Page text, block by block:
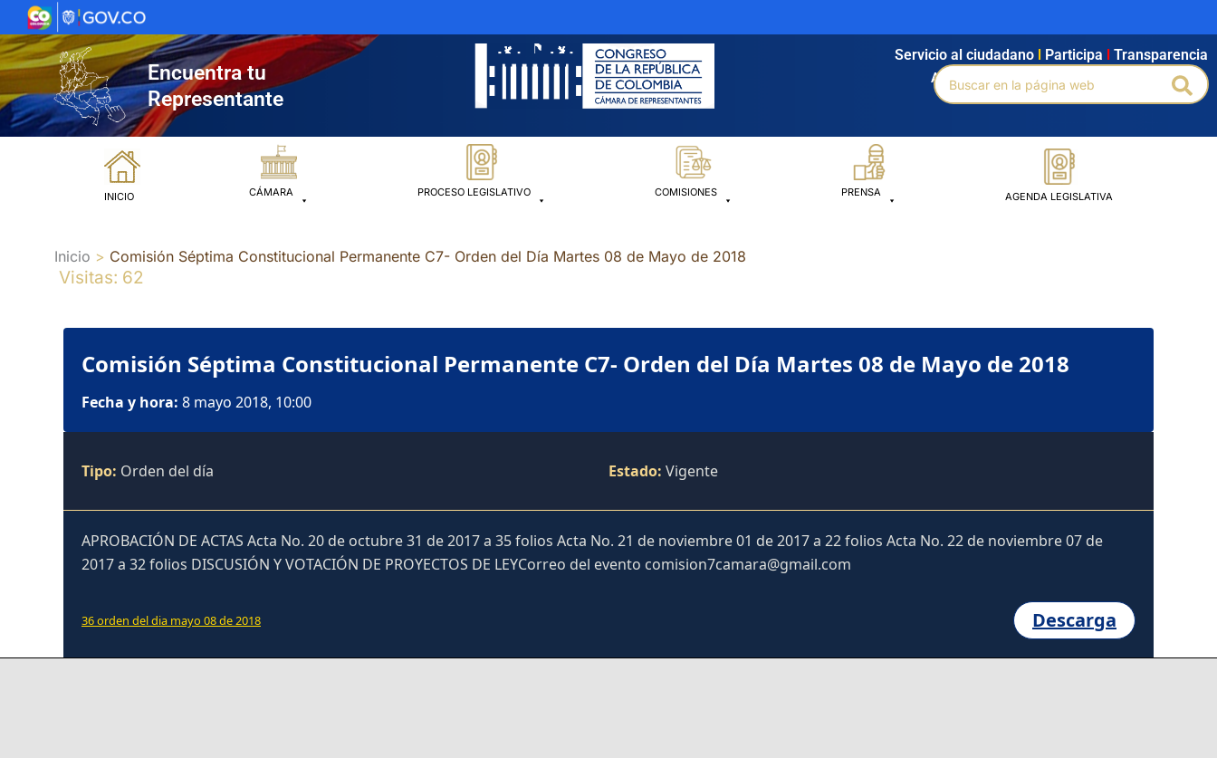
al
contenido
Encuentra tu
Representante
Agendamiento Intranet Búsqueda avanzada
Servicio al ciudadano Participa Transparencia
Buscar
por:
INICIO CÁMARA PROCESO LEGISLATIVO COMISIONES PRENSA AGENDA LEGISLATIVA
Inicio Comisión Séptima Constitucional Permanente C7- Orden del Día Martes 08 de Mayo de 2018
Visitas: 62
Comisión Séptima Constitucional Permanente C7- Orden del Día Martes 08 de Mayo de 2018
Fecha y hora: 8 mayo 2018, 10:00
Tipo: Orden del día Estado: Vigente
APROBACIÓN DE ACTAS Acta No. 20 de octubre 31 de 2017 a 35 folios Acta No. 21 de noviembre 01 de 2017 a 22 folios Acta No. 22 de noviembre 07 de
2017 a 32 folios DISCUSIÓN Y VOTACIÓN DE PROYECTOS DE LEYCorreo del evento comision7camara@gmail.com
36 orden del dia mayo 08 de 2018 Descarga